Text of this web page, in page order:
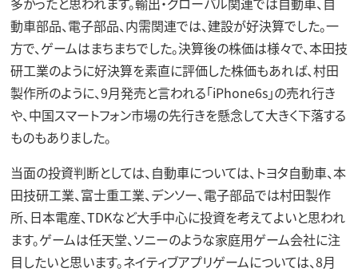
動車部品、電子部品、内需関連では、建設が好決算でした。一
方で、ゲームはまちまちでした。決算後の株価は様々で、本田技
研工業のように好決算を素直に評価した株価もあれば、村田
製作所のように、9月発売と言われる「iPhone6s」の売れ行き
や、中国スマートフォン市場の先行きを懸念して大きく下落する
ものもありました。
当面の投資判断としては、自動車については、トヨタ自動車、本
田技研工業、富士重工業、デンソー、電子部品では村田製作
所、日本電産、TDKなど大手中心に投資を考えてよいと思われ
ます。ゲームは任天堂、ソニーのような家庭用ゲーム会社に注
目したいと思います。ネイティブアプリゲームについては、8月